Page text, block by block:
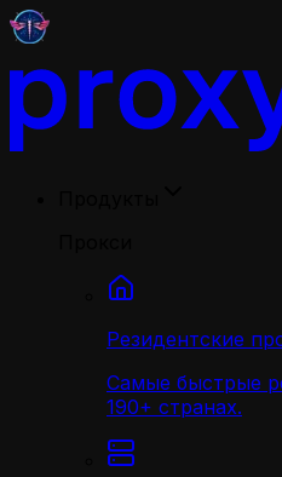
Резидентские
Самые быстрые
190+ странах.